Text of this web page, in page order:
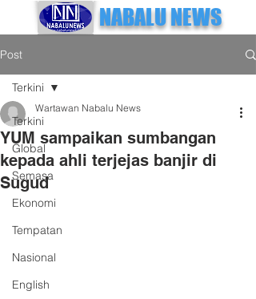
NABALU NEWS
Post
Terkini
Global
Semasa
Ekonomi
Tempatan
Nasional
English
Terkini
YUM sampaikan sumbangan
kepada ahli terjejas banjir di
Sugud
Wartawan Nabalu News